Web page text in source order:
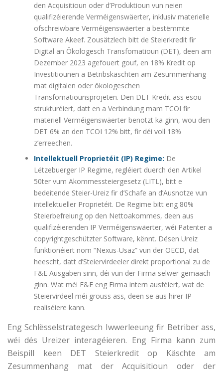
den Acquisitioun oder d’Produktioun vun neien
qualifizéierende Verméigenswäerter, inklusiv materielle
ofschreiwbare Verméigenswäerter a bestëmmte
Software Akeef. Zousätzlech bitt de Steierkredit fir
Digital an Ökologesch Transfomatioun (DET), deen am
Dezember 2023 agefouert gouf, en 18% Kredit op
Investitiounen a Betribskäschten am Zesummenhang
mat digitalen oder ökologeschen
Transfomatiounsprojeten. Den DET Kredit ass esou
strukturéiert, datt en a Verbindung mam TCOI fir
materiell Verméigenswäerter benotzt ka ginn, wou den
DET 6% an den TCOI 12% bitt, fir déi voll 18%
z’erreechen.
Intellektuell Proprietéit (IP) Regime: De
Lëtzebuerger IP Regime, regléiert duerch den Artikel
50ter vum Akommessteiergesetz (LITL), bitt e
bedeitende Steier-Ureiz fir d’Schafe an d’Ausnotze vun
intellektueller Proprietéit. De Regime bitt eng 80%
Steierbefreiung op den Nettoakommes, deen aus
qualifizéierenden IP Verméigenswäerter, wéi Patenter a
copyrightgeschützter Software, kënnt. Dësen Ureiz
funktionéiert nom “Nexus-Usaz” vun der OECD, dat
heescht, datt d’Steiervirdeeler direkt proportional zu de
F&E Ausgaben sinn, déi vun der Firma selwer gemaach
ginn. Wat méi F&E eng Firma intern ausféiert, wat de
Steiervirdeel méi grouss ass, deen se aus hirer IP
realiséiere kann.
Eng Schlësselstrategesch Iwwerleeung fir Betriber ass,
wéi dës Ureizer interagéieren. Eng Firma kann zum
Beispill keen DET Steierkredit op Käschte am
Zesummenhang mat der Acquisitioun oder der